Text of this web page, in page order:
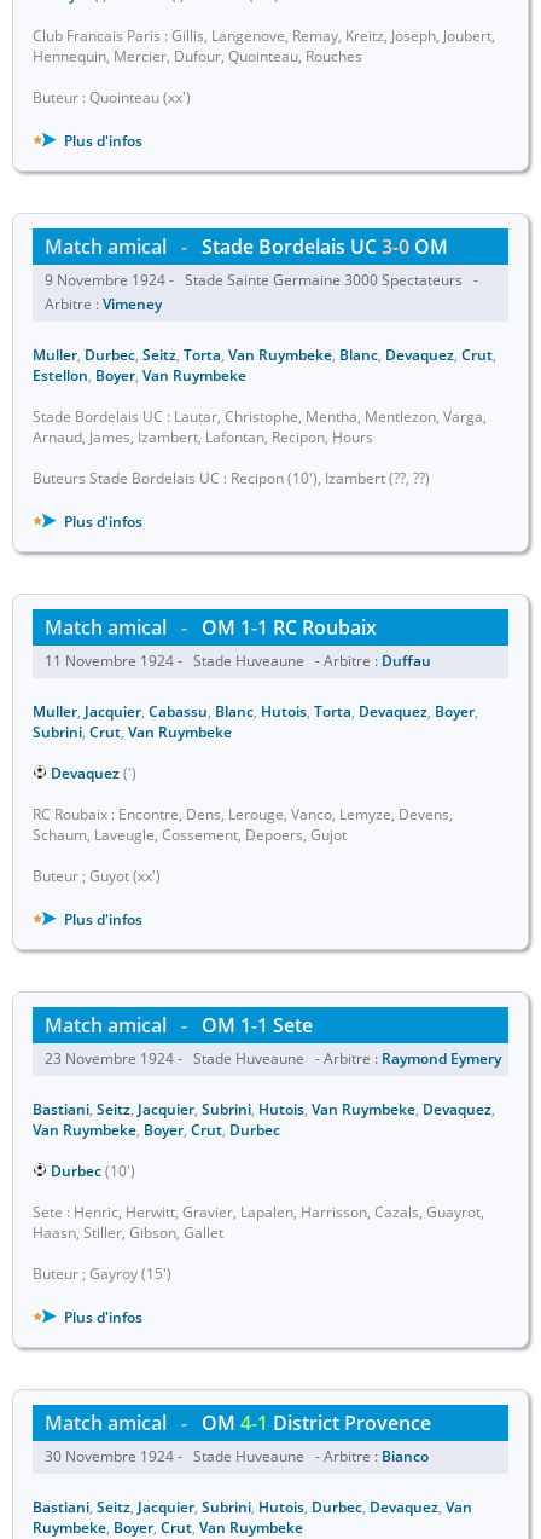
Club Francais Paris : Gillis, Langenove, Remay, Kreitz, Joseph, Joubert,
Hennequin, Mercier, Dufour, Quointeau, Rouches
Buteur : Quointeau (xx')
Plus d'infos
Match amical - Stade Bordelais UC3-0 OM
9 Novembre 1924 - Stade Sainte Germaine 3000 Spectateurs -
Arbitre :Vimeney
Muller, Durbec, Seitz, Torta, Van Ruymbeke, Blanc, Devaquez, Crut,
Estellon, Boyer, Van Ruymbeke
Stade Bordelais UC : Lautar, Christophe, Mentha, Mentlezon, Varga,
Arnaud, James, Izambert, Lafontan, Recipon, Hours
Buteurs Stade Bordelais UC : Recipon (10'), Izambert (??, ??)
Plus d'infos
Match amical - OM 1-1 RC Roubaix
11 Novembre 1924 - Stade Huveaune - Arbitre : Duffau
Muller, Jacquier, Cabassu, Blanc, Hutois, Torta, Devaquez, Boyer,
Subrini, Crut, Van Ruymbeke
Devaquez(')
RC Roubaix : Encontre, Dens, Lerouge, Vanco, Lemyze, Devens,
Schaum, Laveugle, Cossement, Depoers, Gujot
Buteur ; Guyot (xx')
Plus d'infos
Match amical - OM 1-1 Sete
23 Novembre 1924 - Stade Huveaune - Arbitre : Raymond Eymery
Bastiani, Seitz, Jacquier, Subrini, Hutois, Van Ruymbeke, Devaquez,
Van Ruymbeke, Boyer, Crut, Durbec
Durbec(10')
Sete : Henric, Herwitt, Gravier, Lapalen, Harrisson, Cazals, Guayrot,
Haasn, Stiller, Gibson, Gallet
Buteur ; Gayroy (15')
Plus d'infos
Match amical - OM 4-1 District Provence
30 Novembre 1924 - Stade Huveaune - Arbitre : Bianco
Bastiani, Seitz, Jacquier, Subrini, Hutois, Durbec, Devaquez, Van
Ruymbeke, Boyer, Crut, Van Ruymbeke